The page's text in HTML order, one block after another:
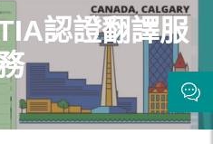
認證翻譯服